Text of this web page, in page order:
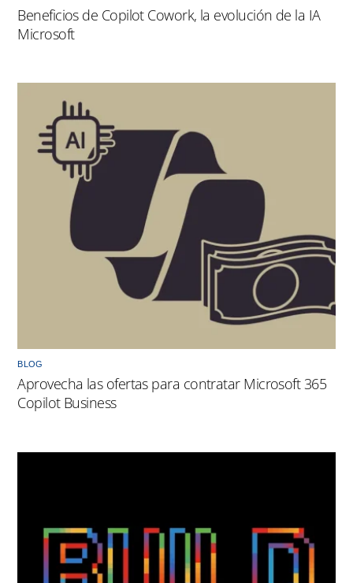
Beneficios de Copilot Cowork, la evolución de la IA
Microsoft
BLOG
Aprovecha las ofertas para contratar Microsoft 365
Copilot Business